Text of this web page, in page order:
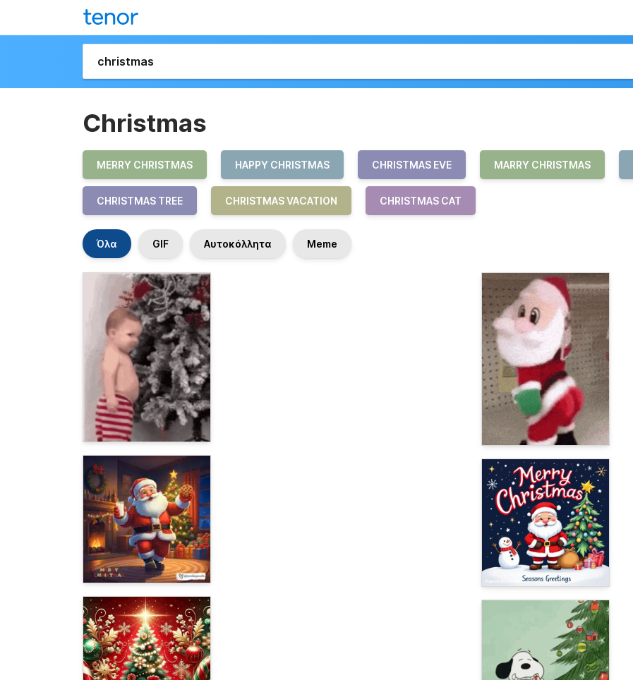
Christmas
MERRY CHRISTMAS HAPPY CHRISTMAS CHRISTMAS EVE MARRY CHRISTMAS
CHRISTMAS TREE CHRISTMAS VACATION CHRISTMAS CAT
Όλα GIF Αυτοκόλλητα Meme